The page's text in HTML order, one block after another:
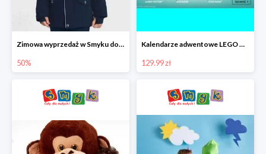
Zimowa wyprzedaż w Smyku do -50%
50%
Kalendarze adwentowe LEGO w Smyku w super cenie
129.99 zł